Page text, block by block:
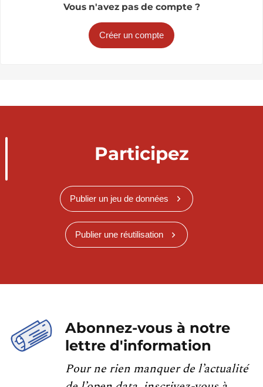
Vous n'avez pas de compte ?
Créer un compte
Participez
Publier un jeu de données
Publier une réutilisation
Abonnez-vous à notre
lettre d'information
Pour ne rien manquer de l’actualité